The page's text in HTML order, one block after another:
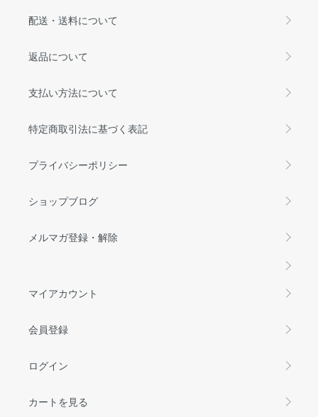
配送・送料について
返品について
支払い方法について
特定商取引法に基づく表記
プライバシーポリシー
ショップブログ
メルマガ登録・解除
マイアカウント
会員登録
ログイン
カートを見る